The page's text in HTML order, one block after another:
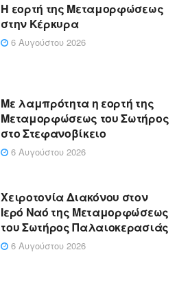
Η εορτή της Μεταμορφώσεως
στην Κέρκυρα
6 Αυγούστου 2026
Με λαμπρότητα η εορτή της
Μεταμορφώσεως του Σωτήρος
στο Στεφανοβίκειο
6 Αυγούστου 2026
Χειροτονία Διακόνου στον
Ιερό Ναό της Μεταμορφώσεως
του Σωτήρος Παλαιοκερασιάς
6 Αυγούστου 2026